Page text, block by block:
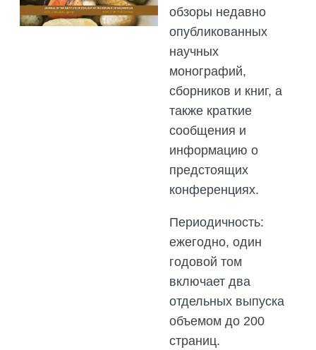
обзоры недавно
опубликованных
научных
монографий,
сборников и книг, а
также краткие
сообщения и
информацию о
предстоящих
конференциях.
Периодичность:
ежегодно, один
годовой том
включает два
отдельных выпуска
объемом до 200
страниц.